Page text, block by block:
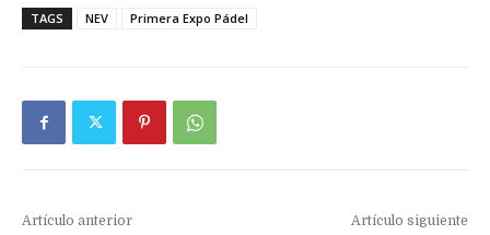
TAGS NEV Primera Expo Pádel
Artículo anterior Artículo siguiente